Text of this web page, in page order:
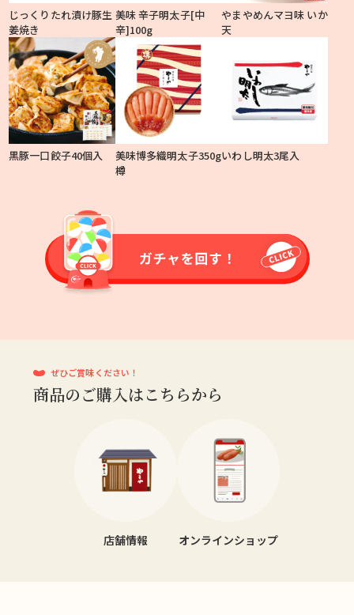
じっくりたれ漬け豚生
姜焼き
美味 辛子明太子[中
辛]100g
やまやめんマヨ味 いか
天
黒豚一口餃子40個入
美味博多織明太子350g
樽
いわし明太3尾入
ぜひご賞味ください！
商品のご購入はこちらから
店舗情報 オンラインショップ